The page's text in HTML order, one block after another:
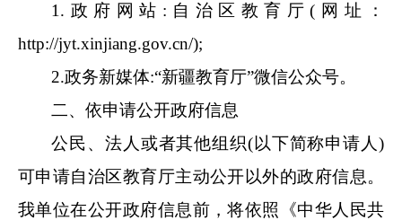
1.政府网站: 自治区教育厅( 网址：
http://jyt.xinjiang.gov.cn/);
2.政务新媒体:“新疆教育厅”微信公众号。
二、依申请公开政府信息
公民、法人或者其他组织(以下简称申请人)
可申请自治区教育厅主动公开以外的政府信息。
我单位在公开政府信息前，将依照《中华人民共